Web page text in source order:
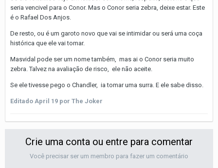
seria vencivel para o Conor. Mas o Conor seria zebra, deixe estar. Este
é o Rafael Dos Anjos.
De resto, ou é um garoto novo que vai se intimidar ou será uma coça
histórica que ele vai tomar.
Masvidal pode ser um nome também, mas ai o Conor seria muito
zebra. Talvez na avaliação de risco, ele não aceite.
Se ele tivesse pego o Chandler, ia tomar uma surra. E ele sabe disso.
Editado April 19 por The Joker
Crie uma conta ou entre para comentar
Você precisar ser um membro para fazer um comentário